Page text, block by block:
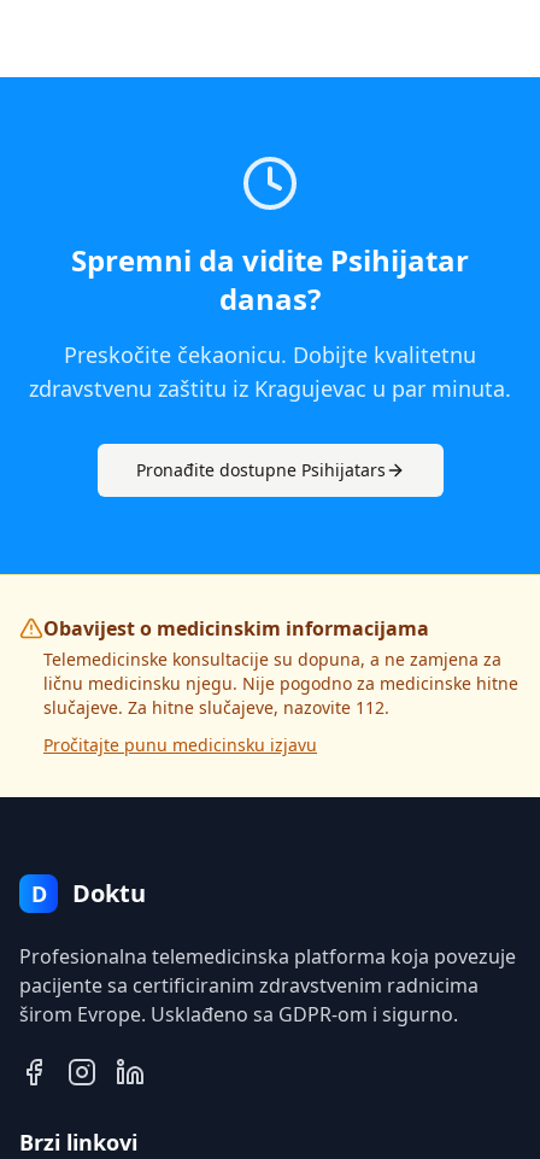
Spremni da vidite Psihijatar
danas?
Preskočite čekaonicu. Dobijte kvalitetnu
zdravstvenu zaštitu iz Kragujevac u par minuta.
Pronađite dostupne Psihijatars
Obavijest o medicinskim informacijama
Telemedicinske konsultacije su dopuna, a ne zamjena za
ličnu medicinsku njegu. Nije pogodno za medicinske hitne
slučajeve. Za hitne slučajeve, nazovite 112.
Pročitajte punu medicinsku izjavu
D Doktu
Profesionalna telemedicinska platforma koja povezuje
pacijente sa certificiranim zdravstvenim radnicima
širom Evrope. Usklađeno sa GDPR-om i sigurno.
Brzi linkovi